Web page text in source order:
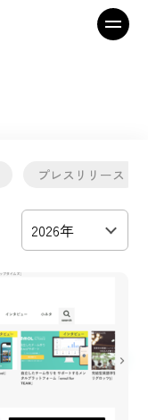
プレスリリース